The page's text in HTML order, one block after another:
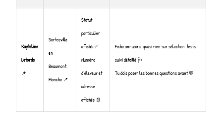
Kayteline
Letords
📌
Sortosville
en
Beaumont,
Manche 📍
Statut
particulier
affiché ✅
Numéro
d’éleveur et
adresse
affichés 📄
Fiche annuaire, quasi rien sur sélection, tests,
suivi détaillé 🩺
Tu dois poser les bonnes questions avant 💬